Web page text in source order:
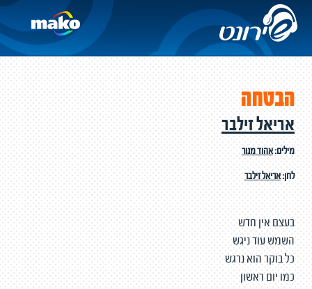
הבטחה
אריאל זילבר
מילים:אהוד מנור
לחן:אריאל זילבר
בעצם אין חדש
השמש עוד ניגש
כל בוקר הוא נרגש
כמו יום ראשון